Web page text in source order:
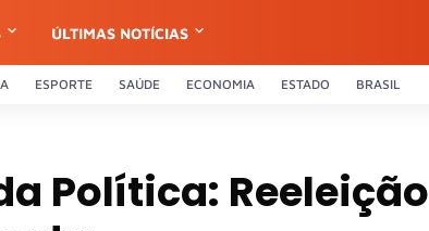
ÚLTIMAS NOTÍCIAS
ESPORTE SAÚDE ECONOMIA ESTADO BRASIL
Política: Reeleição